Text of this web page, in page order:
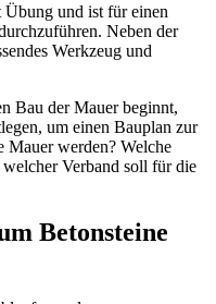
und ist für einen
Neben der
Werkzeug und
Bau der Mauer beginnt,
um einen Bauplan zur
Mauer werden? Welche
Verband soll für die
Betonsteine